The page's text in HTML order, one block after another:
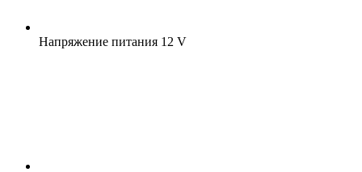
Напряжение питания 12 V